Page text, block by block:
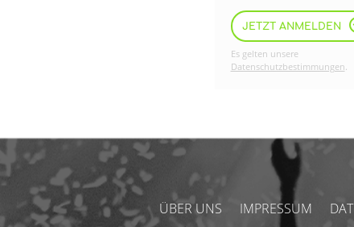
JETZT ANMELDEN
Es gelten unsere
Datenschutzbestimmungen.
ÜBER UNS IMPRESSUM